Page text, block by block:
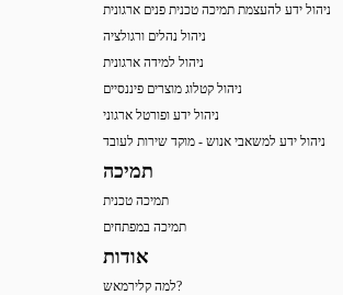
ניהול ידע להעצמת תמיכה טכנית פנים ארגונית
ניהול נהלים ורגולציה
ניהול למידה ארגונית
ניהול קטלוג מוצרים פיננסיים
ניהול ידע ופורטל ארגוני
ניהול ידע למשאבי אנוש - מוקד שירות לעובד
תמיכה
תמיכה טכנית
תמיכה במפתחים
אודות
למה קלירמאש?